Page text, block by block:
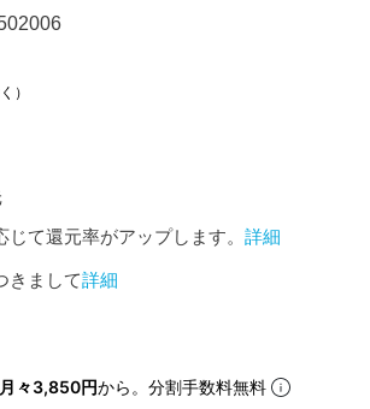
）
じて還元率がアップします。詳細
きまして詳細
月々3,850円から。分割手数料無料